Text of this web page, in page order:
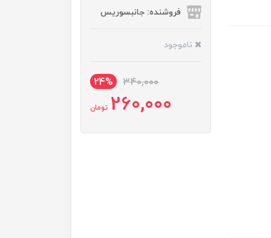
فروشنده: جانبسوریس
ناموجود
340,000
24%
260,000 تومان